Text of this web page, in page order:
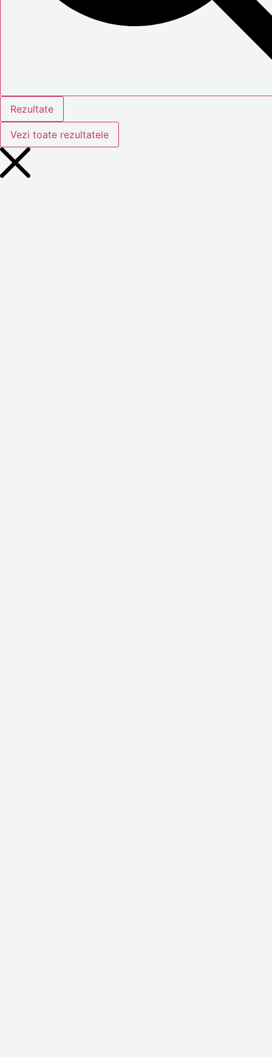
Rezultate
Vezi toate rezultatele